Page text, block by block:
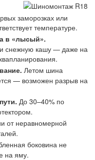
заморозках или
температуре.
в «лысый».
и снежную кашу — даже на
Летом шина
— возможен разрыв на
До 30–40% по
от неравномерной
боковина не
на яму.